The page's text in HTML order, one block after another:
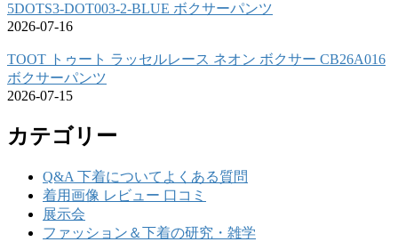
5DOTS3-DOT003-2-BLUE ボクサーパンツ
2026-07-16
TOOT トゥート ラッセルレース ネオン ボクサー CB26A016
ボクサーパンツ
2026-07-15
カテゴリー
Q&A 下着についてよくある質問
着用画像 レビュー 口コミ
展示会
ファッション＆下着の研究・雑学